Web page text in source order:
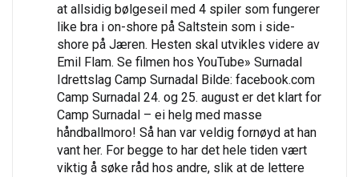
at allsidig bølgeseil med 4 spiler som fungerer
like bra i on-shore på Saltstein som i side-
shore på Jæren. Hesten skal utvikles videre av
Emil Flam. Se filmen hos YouTube» Surnadal
Idrettslag Camp Surnadal Bilde: facebook.com
Camp Surnadal 24. og 25. august er det klart for
Camp Surnadal – ei helg med masse
håndballmoro! Så han var veldig fornøyd at han
vant her. For begge to har det hele tiden vært
viktig å søke råd hos andre, slik at de lettere